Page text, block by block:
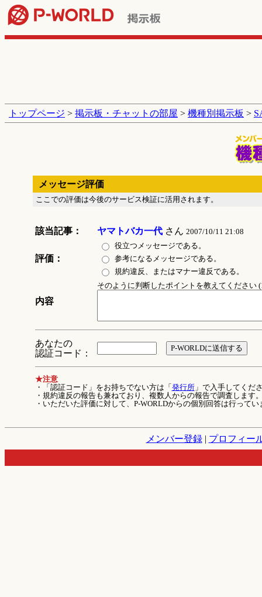
トップページ > 掲示板・チャットの部屋 > 機種別掲示板 >
メッセージ評価
ここでの評価は今後のサービス検証に活用されます。
該当記事： ヤマトバカ一代さん 2007/10/11 21:08
評価：
役立つメッセージである。
参考になるメッセージである。
規約違反、またはマナー違反である。
内容
そのように判断したポイントを教えてください
あなたの
認証コード：
★注意
・「認証コード」をお持ちでない方は「 発行所」で入手してくだ
・規約違反の報告も兼ねており、複数人からの報告で調査します
・いただいた評価に対して、P-WORLDからの個別回答は行ってい
メンバー登録| プロフィー